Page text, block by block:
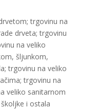
trgovinu na
drveta; trgovinu
na veliko
šljunkom,
trgovinu na veliko
trgovinu na
veliko sanitarnom
i ostala